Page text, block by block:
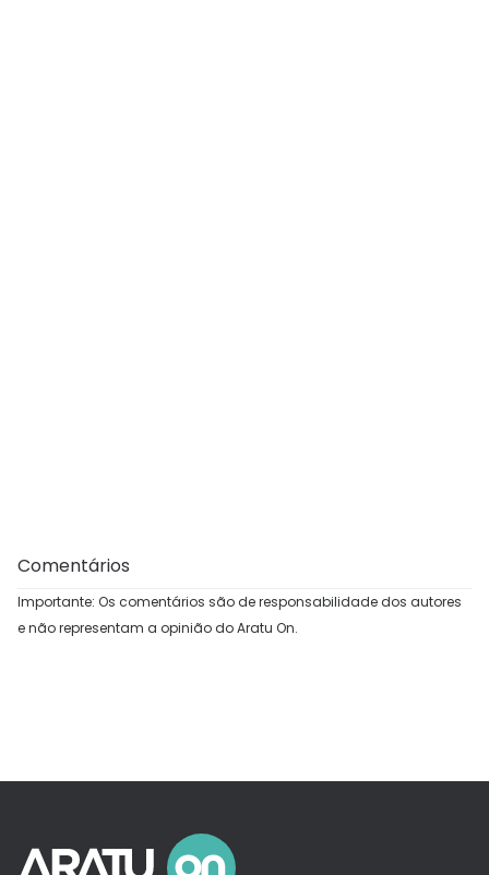
Comentários
Importante: Os comentários são de responsabilidade dos autores
e não representam a opinião do Aratu On.